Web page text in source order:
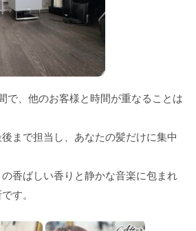
で、他のお客様と時間が重なることは
まで担当し、あなたの髪だけに集中
香ばしい香りと静かな音楽に包まれ
す。